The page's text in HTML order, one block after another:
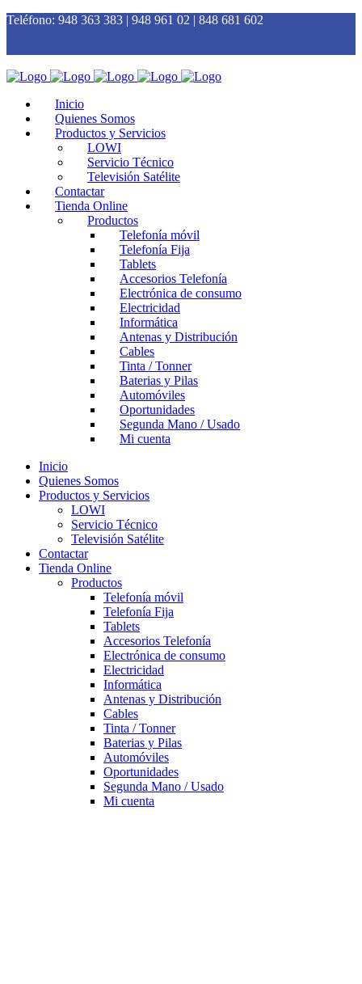
Teléfono: 948 363 383 | 948 961 02 | 848 681 602
Inicio
Quienes Somos
Productos y Servicios
LOWI
Servicio Técnico
Televisión Satélite
Contactar
Tienda Online
Productos
Telefonía móvil
Telefonía Fija
Tablets
Accesorios Telefonía
Electrónica de consumo
Electricidad
Informática
Antenas y Distribución
Cables
Tinta / Tonner
Baterias y Pilas
Automóviles
Oportunidades
Segunda Mano / Usado
Mi cuenta
Inicio
Quienes Somos
Productos y Servicios
LOWI
Servicio Técnico
Televisión Satélite
Contactar
Tienda Online
Productos
Telefonía móvil
Telefonía Fija
Tablets
Accesorios Telefonía
Electrónica de consumo
Electricidad
Informática
Antenas y Distribución
Cables
Tinta / Tonner
Baterias y Pilas
Automóviles
Oportunidades
Segunda Mano / Usado
Mi cuenta